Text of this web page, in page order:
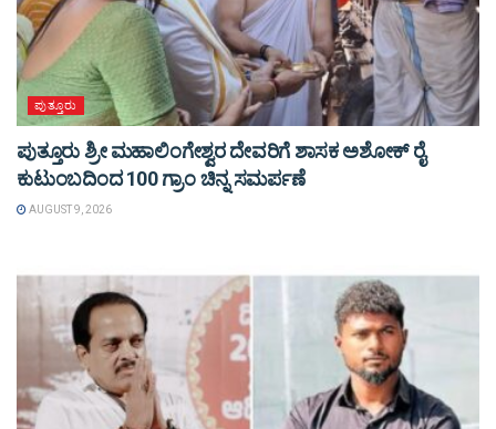
ಪುತ್ತೂರು
ಪುತ್ತೂರು ಶ್ರೀ ಮಹಾಲಿಂಗೇಶ್ವರ ದೇವರಿಗೆ ಶಾಸಕ ಅಶೋಕ್ ರೈ
ಕುಟುಂಬದಿಂದ 100 ಗ್ರಾಂ ಚಿನ್ನ ಸಮರ್ಪಣೆ
AUGUST 9, 2026